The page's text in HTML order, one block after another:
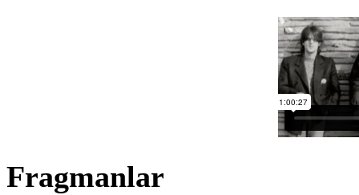
Fragmanlar